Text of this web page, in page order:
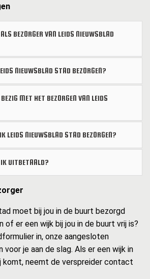
BEZORGER VAN LEIDS NIEUWSBLAD
NIEUWSBLAD STAD BEZORGEN?
MET HET BEZORGEN VAN LEIDS
LEIDS NIEUWSBLAD STAD BEZORGEN?
UITBETAALD?
moet bij jou in de buurt bezorgd
of er een wijk bij jou in de buurt vrij is?
in, onze aangesloten
voor je aan de slag. Als er een wijk in
komt, neemt de verspreider contact